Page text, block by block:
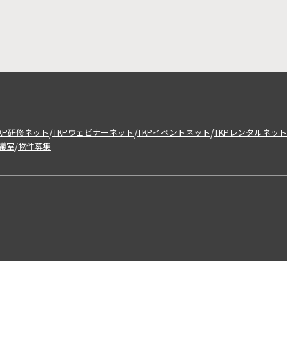
研修ネット/TKPウェビナーネット/TKPイベントネット/TKPレンタルネット
室/物件募集